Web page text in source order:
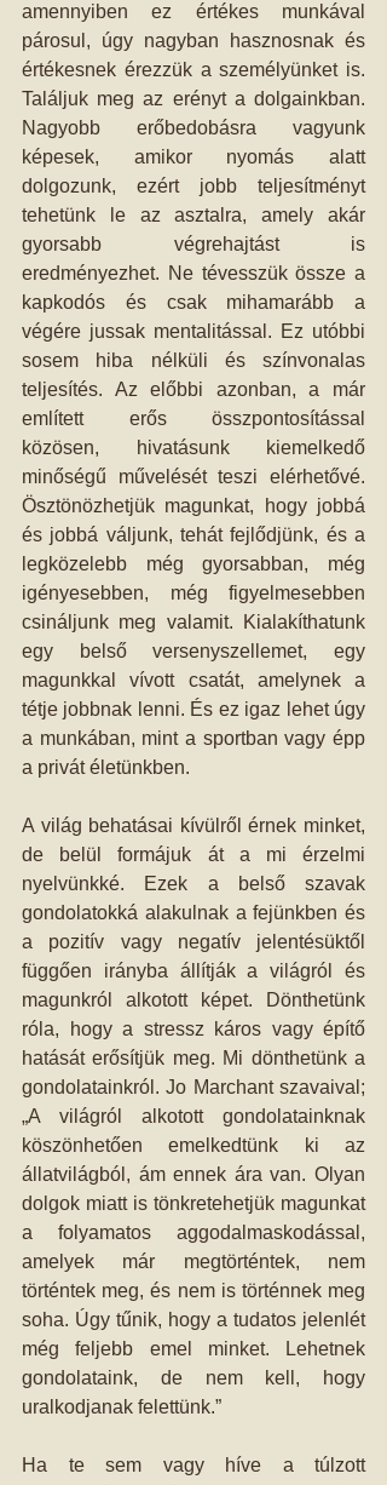
amennyiben ez értékes munkával
párosul, úgy nagyban hasznosnak és
értékesnek érezzük a személyünket is.
Találjuk meg az erényt a dolgainkban.
Nagyobb erőbedobásra vagyunk
képesek, amikor nyomás alatt
dolgozunk, ezért jobb teljesítményt
tehetünk le az asztalra, amely akár
gyorsabb végrehajtást is
eredményezhet. Ne tévesszük össze a
kapkodós és csak mihamarább a
végére jussak mentalitással. Ez utóbbi
sosem hiba nélküli és színvonalas
teljesítés. Az előbbi azonban, a már
említett erős összpontosítással
közösen, hivatásunk kiemelkedő
minőségű művelését teszi elérhetővé.
Ösztönözhetjük magunkat, hogy jobbá
és jobbá váljunk, tehát fejlődjünk, és a
legközelebb még gyorsabban, még
igényesebben, még figyelmesebben
csináljunk meg valamit. Kialakíthatunk
egy belső versenyszellemet, egy
magunkkal vívott csatát, amelynek a
tétje jobbnak lenni. És ez igaz lehet úgy
a munkában, mint a sportban vagy épp
a privát életünkben.
A világ behatásai kívülről érnek minket,
de belül formájuk át a mi érzelmi
nyelvünkké. Ezek a belső szavak
gondolatokká alakulnak a fejünkben és
a pozitív vagy negatív jelentésüktől
függően irányba állítják a világról és
magunkról alkotott képet. Dönthetünk
róla, hogy a stressz káros vagy építő
hatását erősítjük meg. Mi dönthetünk a
gondolatainkról. Jo Marchant szavaival;
„A világról alkotott gondolatainknak
köszönhetően emelkedtünk ki az
állatvilágból, ám ennek ára van. Olyan
dolgok miatt is tönkretehetjük magunkat
a folyamatos aggodalmaskodással,
amelyek már megtörténtek, nem
történtek meg, és nem is történnek meg
soha. Úgy tűnik, hogy a tudatos jelenlét
még feljebb emel minket. Lehetnek
gondolataink, de nem kell, hogy
uralkodjanak felettünk.”
Ha te sem vagy híve a túlzott